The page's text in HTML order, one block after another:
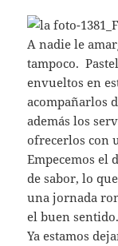
A nadie le
tampoco.
envueltos en
acompañarlos
además los
ofrecerlos con
Empecemos el
de sabor, lo
una jornada
el buen sentido.
Ya estamos